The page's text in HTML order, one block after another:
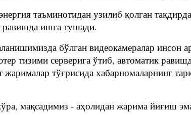
таъминотидан узилиб қолган
равишда ишга тушади.
бўлган видеокамералар инсон
тизими серверига ўтиб, автоматик
тўғрисида хабарномаларнинг
мақсадимиз - аҳолидан жарима йиғиш